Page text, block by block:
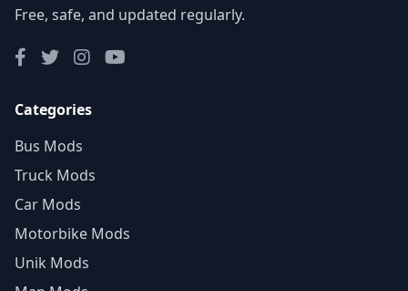
Free, safe, and updated regularly.
Categories
Bus Mods
Truck Mods
Car Mods
Motorbike Mods
Unik Mods